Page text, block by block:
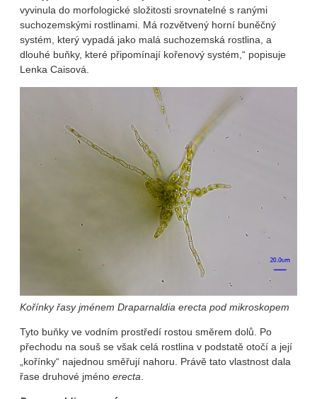
vyvinula do morfologické složitosti srovnatelné s ranými
suchozemskými rostlinami. Má rozvětvený horní buněčný
systém, který vypadá jako malá suchozemská rostlina, a
dlouhé buňky, které připomínají kořenový systém,“ popisuje
Lenka Caisová.
Kořínky řasy jménem Draparnaldia erecta pod mikroskopem
Tyto buňky ve vodním prostředí rostou směrem dolů. Po
přechodu na souš se však celá rostlina v podstatě otočí a její
„kořínky“ najednou směřují nahoru. Právě tato vlastnost dala
řase druhové jméno erecta